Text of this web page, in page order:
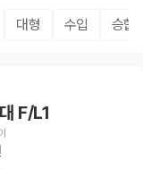
대형 수입 승합
F/L1